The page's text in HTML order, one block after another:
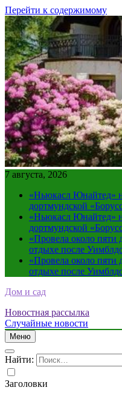
Перейти к содержимому
7 августа, 2026
«Ньюкасл Юнайтед»
дортмундской
«Ньюкасл Юнайтед»
дортмундской
«Провела около
отдыхе после
«Провела около
отдыхе после
Дом и сад
Новостная рассылка
Случайные новости
Меню
Найти:
Заголовки